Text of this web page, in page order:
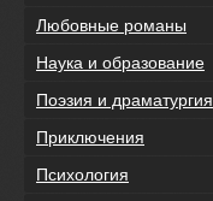
Любовные романы
Наука и образование
Поэзия и драматургия
Приключения
Психология